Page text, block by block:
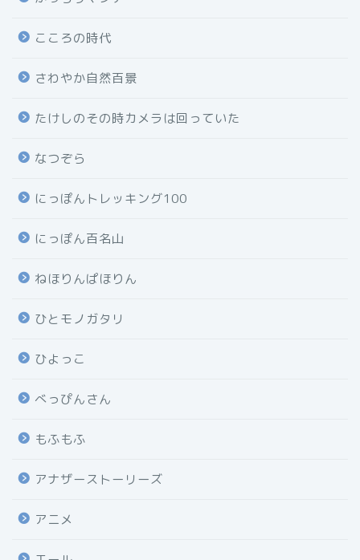
こころの時代
さわやか自然百景
たけしのその時カメラは回っていた
なつぞら
にっぽんトレッキング100
にっぽん百名山
ねほりんぱほりん
ひとモノガタリ
ひよっこ
べっぴんさん
もふもふ
アナザーストーリーズ
アニメ